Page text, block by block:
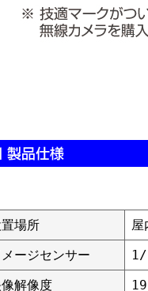
場所
ージセンサー
1/
解像度